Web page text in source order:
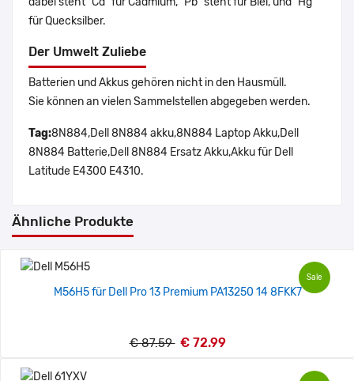
für Quecksilber.
Der Umwelt Zuliebe
Batterien und Akkus gehören nicht in den Hausmüll.
Sie können an vielen Sammelstellen abgegeben werden.
Tag:8N884,Dell 8N884 akku,8N884 Laptop Akku,Dell
8N884 Batterie,Dell 8N884 Ersatz Akku,Akku für Dell
Latitude E4300 E4310.
Ähnliche Produkte
Sale
M56H5 für Dell Pro 13 Premium PA13250 14 8FKK7
€ 87.59 € 72.99